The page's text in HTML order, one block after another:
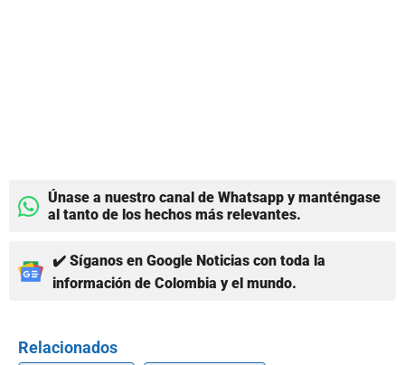
Únase a nuestro canal de Whatsapp y manténgase
al tanto de los hechos más relevantes.
✔️ Síganos en Google Noticias con toda la
información de Colombia y el mundo.
Relacionados